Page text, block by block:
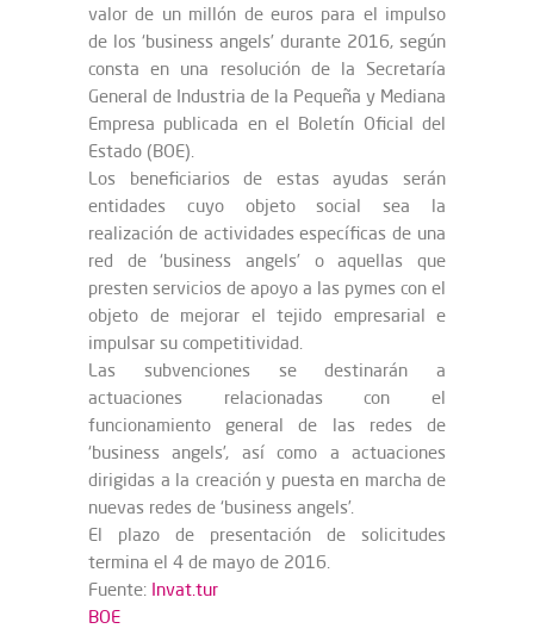
valor de un millón de euros para el impulso
de los ‘business angels’ durante 2016, según
consta en una resolución de la Secretaría
General de Industria de la Pequeña y Mediana
Empresa publicada en el Boletín Oficial del
Estado (BOE).
Los beneficiarios de estas ayudas serán
entidades cuyo objeto social sea la
realización de actividades específicas de una
red de ‘business angels’ o aquellas que
presten servicios de apoyo a las pymes con el
objeto de mejorar el tejido empresarial e
impulsar su competitividad.
Las subvenciones se destinarán a
actuaciones relacionadas con el
funcionamiento general de las redes de
‘business angels’, así como a actuaciones
dirigidas a la creación y puesta en marcha de
nuevas redes de ‘business angels’.
El plazo de presentación de solicitudes
termina el 4 de mayo de 2016.
Fuente: Invat.tur
BOE